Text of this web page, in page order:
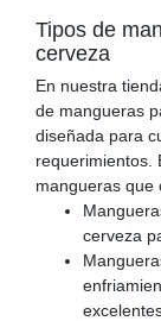
Tipos de
cerveza
En nuestra
de mangueras
diseñada para
requerimientos.
mangueras que
cerveza